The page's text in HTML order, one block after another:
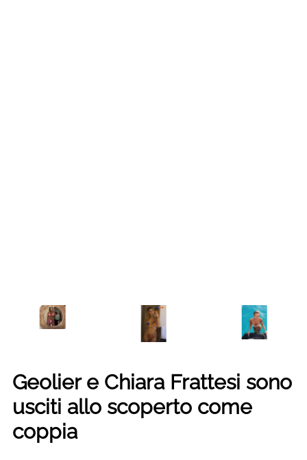
Geolier e Chiara Frattesi sono
usciti allo scoperto come
coppia